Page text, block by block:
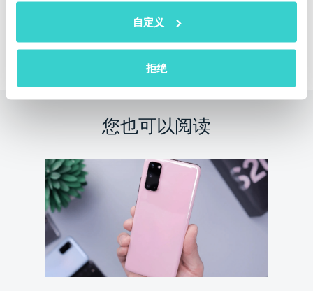
自定义
拒绝
申请免费在线演示
您也可以阅读